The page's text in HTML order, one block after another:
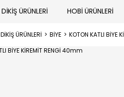
DİKİŞ ÜRÜNLERİ HOBİ ÜRÜNLERİ
DİKİŞ ÜRÜNLERİ BİYE KOTON KATLI BİYE